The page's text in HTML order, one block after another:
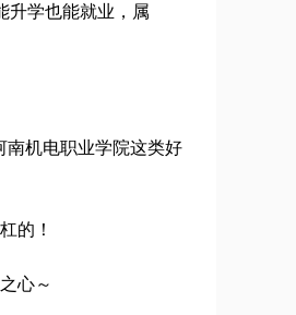
学也能就业，属
机电职业学院这类好
的！
心～